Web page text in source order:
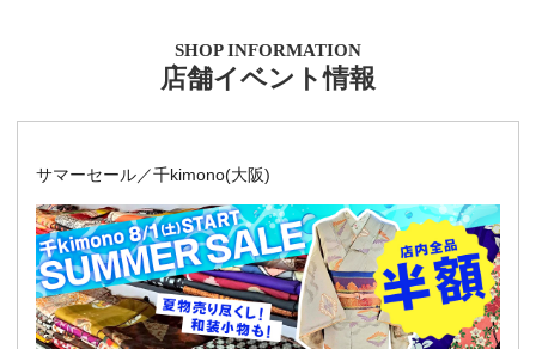
SHOP INFORMATION
店舗イベント情報
サマーセール／千kimono(大阪)